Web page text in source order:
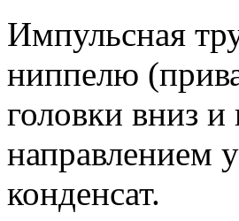
Импульсная
ниппелю
головки вниз
направлением
конденсат.